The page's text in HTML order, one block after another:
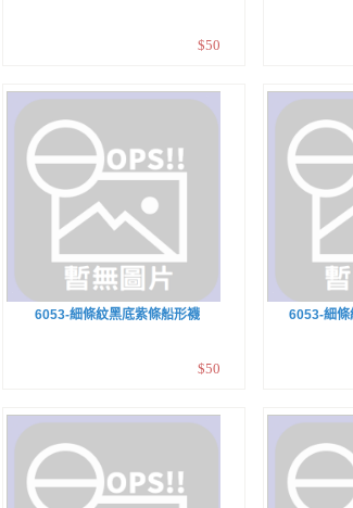
$50
6053-細條紋黑底紫條船形襪
$50
6053-細條